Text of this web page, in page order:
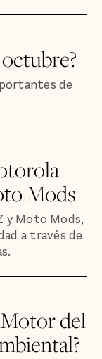
de
Mods
y Moto Mods,
a través de
del